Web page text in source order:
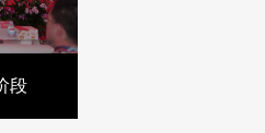
段